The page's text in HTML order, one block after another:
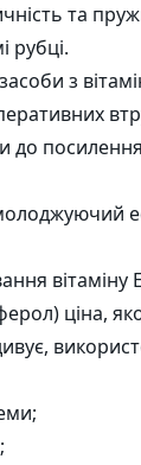
та
рубці.
з
до
вітаміну
ціна,